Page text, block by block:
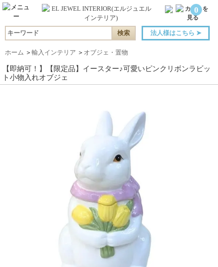
0
法人様はこちら ➤
ホーム ＞ 輸入インテリア ＞ オブジェ・置物
【即納可！】【限定品】イースター♪可愛いピンクリボンラビッ
ト小物入れオブジェ